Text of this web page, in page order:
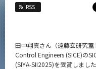
RSS
田中翔真さん（遠藤玄研究室
Control Engineers (SICE)の
(SIYA-SII2025)を受賞しました
教員・研究室
Faculty and Laboratories
入学案内
Admissions